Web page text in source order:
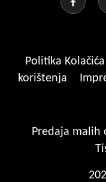
Politika Kolačića
korištenja
Predaja malih